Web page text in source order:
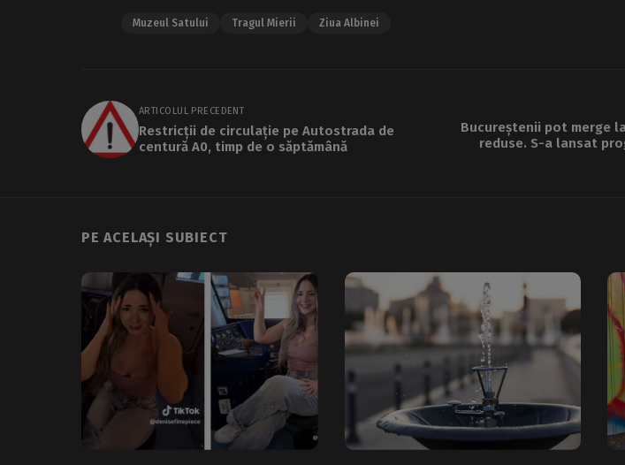
Muzeul Satului Tragul Mierii Ziua Albinei
ARTICOLUL PRECEDENT
Restricții de circulație pe Autostrada de
centură A0, timp de o săptămână
Bucureștenii pot merge
reduse. S-a lansat
PE ACELAȘI SUBIECT